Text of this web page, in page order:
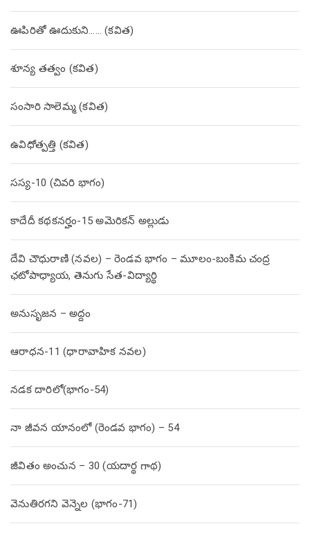
ఊపిరితో ఊదుకుని…… (కవిత)
శూన్య తత్వం (కవిత)
సంసారి సాలెమ్మ (కవిత)
ఉవిధోత్పత్తి (కవిత)
సస్య-10 (చివరి భాగం)
కాదేదీ కథకనర్హం-15 అమెరికన్ అల్లుడు
దేవి చౌధురాణి (నవల) – రెండవ భాగం – మూలం-బంకిమ చంద్ర
ఛటోపాధ్యాయ, తెనుగు సేత-విద్యార్థి
అనుసృజన – అద్దం
ఆరాధన-11 (ధారావాహిక నవల)
నడక దారిలో(భాగం-54)
నా జీవన యానంలో (రెండవ భాగం) – 54
జీవితం అంచున – 30 (యదార్థ గాథ)
వెనుతిరగని వెన్నెల (భాగం-71)